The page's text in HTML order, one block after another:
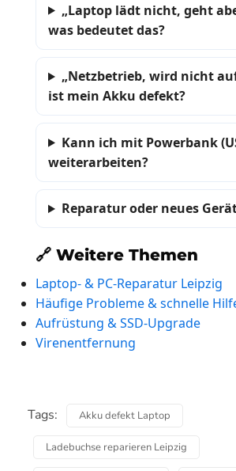
„Laptop lädt nicht, geht
was bedeutet das?
„Netzbetrieb, wird nicht
ist mein Akku defekt?
Kann ich mit Powerbank
weiterarbeiten?
Reparatur oder neues
🔗 Weitere Themen
Laptop- & PC-Reparatur Leipzig
Häufige Probleme & schnelle
Aufrüstung & SSD-Upgrade
Virenentfernung
Tags: Akku defekt Laptop
Ladebuchse reparieren Leipzig